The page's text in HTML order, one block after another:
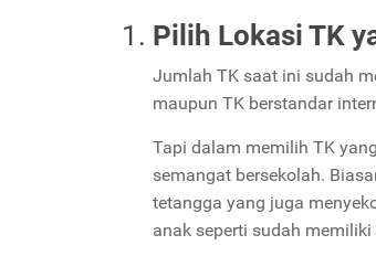
Pilih Lokasi TK
Jumlah TK saat ini sudah
maupun TK berstandar
Tapi dalam memilih TK
semangat bersekolah.
tetangga yang juga
anak seperti sudah